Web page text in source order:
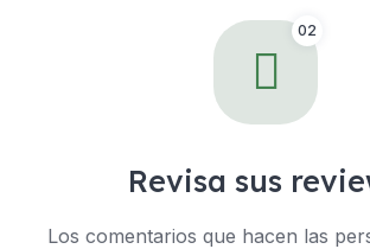
02
Revisa sus
Los comentarios que hacen las